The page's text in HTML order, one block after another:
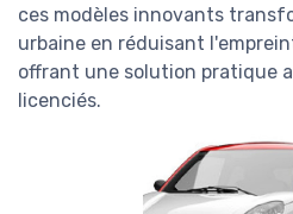
ces modèles innovants
urbaine en réduisant
offrant une solution pratique
licenciés.